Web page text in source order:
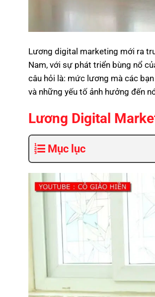
Lương digital marketing mới ra
Nam, với sự phát triển bùng nổ
câu hỏi là: mức lương mà các
và những yếu tố ảnh hưởng đến
Lương Digital
Mục lục